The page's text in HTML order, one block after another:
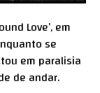
Love’, em
se
em paralisia
de andar.